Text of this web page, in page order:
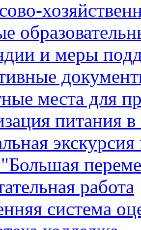
и меры
места для
питания в
"Большая
работа
система